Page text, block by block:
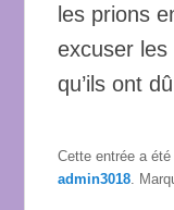
les prions
excuser les
qu’ils ont
Cette entrée a
admin3018 .